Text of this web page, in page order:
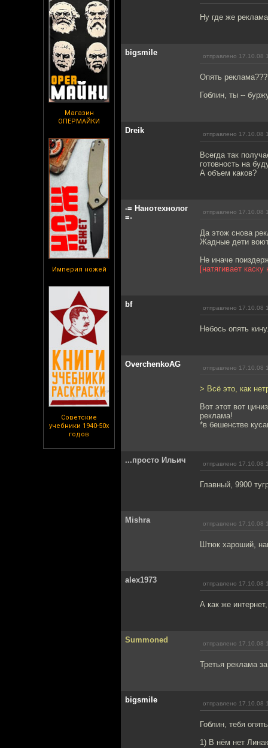
Магазин
ОПЕРМАЙКИ
Империя ножей
Советские
учебники 1940-50х
годов
Ну где же
bigsmile отправлено 17.10.08
Опять
Гоблин, ты --
Dreik отправлено 17.10.08
Всегда так
готовность на
А объем каков?
-= Нанотехнолог
=-
отправлено 17.10.08
Да этож снова
Жадные дети
Не иначе
[натягивает
bf отправлено 17.10.08
Небось опять
OverchenkoAG отправлено 17.10.08
> Всё это, как
Вот этот вот
реклама!
*в бешенстве
...просто Ильич отправлено 17.10.08
Главный, 9900
Mishra отправлено 17.10.08
Штюк хароший,
alex1973 отправлено 17.10.08
А как же
Summoned отправлено 17.10.08
Третья реклама
bigsmile отправлено 17.10.08
Гоблин, тебя
1) В нём нет